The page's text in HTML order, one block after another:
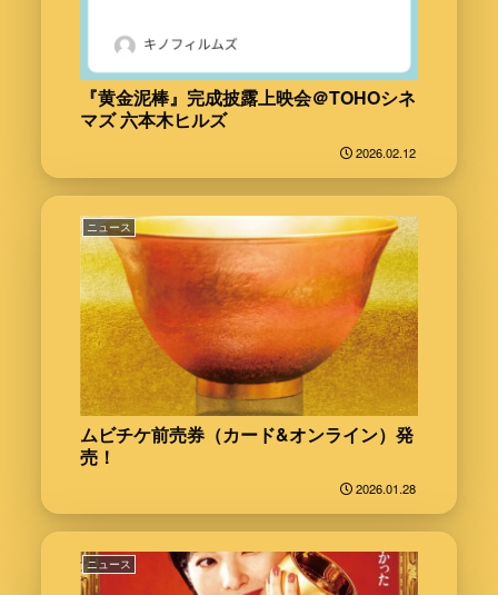
『黄金泥棒』完成披露上映会＠TOHOシネ
マズ 六本木ヒルズ
2026.02.12
ニュース
ムビチケ前売券（カード&オンライン）発
売！
2026.01.28
ニュース